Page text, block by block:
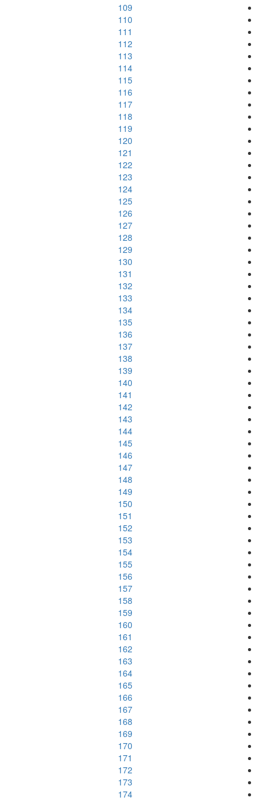
109
110
111
112
113
114
115
116
117
118
119
120
121
122
123
124
125
126
127
128
129
130
131
132
133
134
135
136
137
138
139
140
141
142
143
144
145
146
147
148
149
150
151
152
153
154
155
156
157
158
159
160
161
162
163
164
165
166
167
168
169
170
171
172
173
174